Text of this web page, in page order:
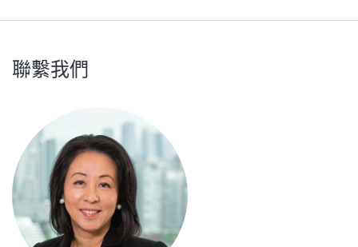
聯繫我們